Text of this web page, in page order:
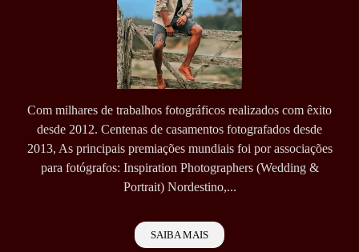
Com milhares de trabalhos fotográficos realizados com êxito
desde 2012. Centenas de casamentos fotografados desde
2013, As principais premiações mundiais foi por associações
para fotógrafos: Inspiration Photographers (Wedding &
Portrait) Nordestino,...
SAIBA MAIS